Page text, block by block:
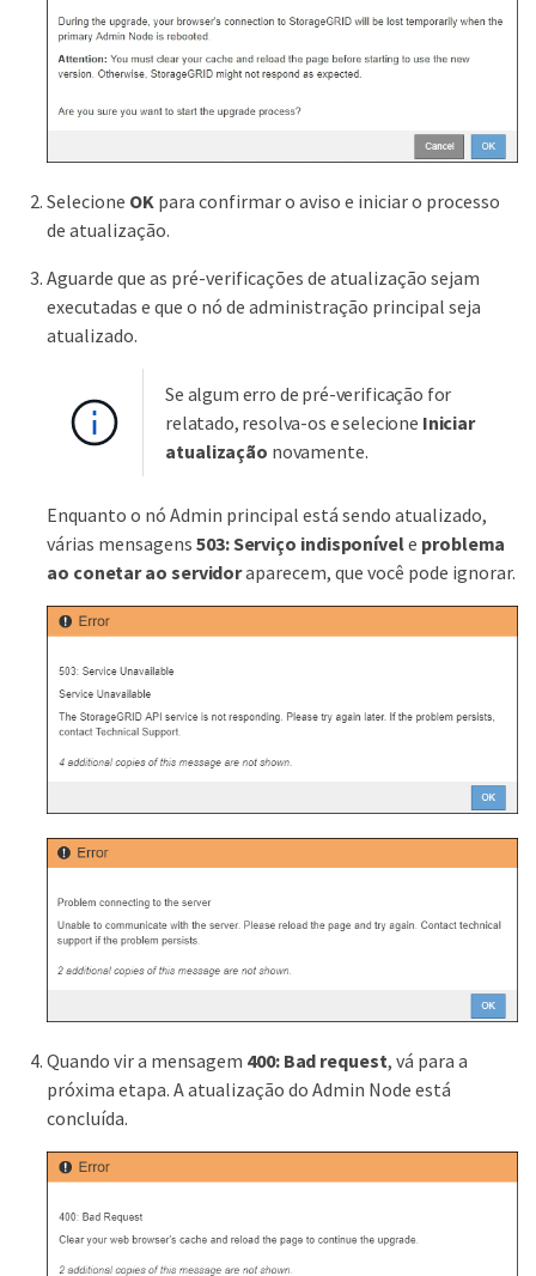
Selecione OKpara confirmar o aviso e iniciar o processo
de atualização.
Aguarde que as pré-verificações de atualização sejam
executadas e que o nó de administração principal seja
atualizado.
Se algum erro de pré-verificação for
relatado, resolva-os e selecione Iniciar
atualização novamente.
Enquanto o nó Admin principal está sendo atualizado,
várias mensagens 503: Serviço indisponívele problema
ao conetar ao servidoraparecem, que você pode ignorar.
Quando vir a mensagem 400: Bad request, vá para a
próxima etapa. A atualização do Admin Node está
concluída.